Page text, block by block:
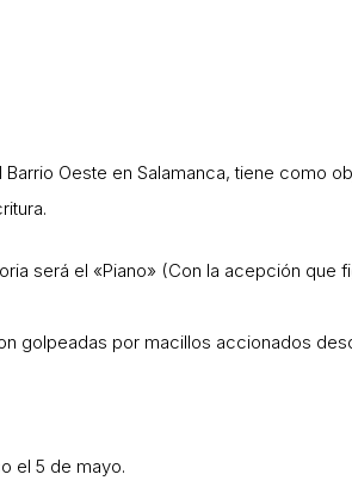
Oeste en Salamanca, tiene como
será el «Piano» (Con la acepción que
golpeadas por macillos accionados
el 5 de mayo.